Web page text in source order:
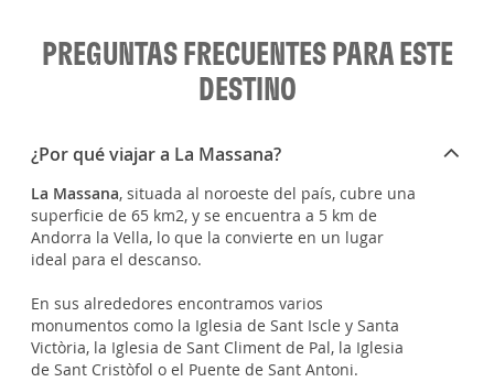
PREGUNTAS FRECUENTES PARA ESTE
DESTINO
¿Por qué viajar a La Massana?
La Massana, situada al noroeste del país, cubre una
superficie de 65 km2, y se encuentra a 5 km de
Andorra la Vella, lo que la convierte en un lugar
ideal para el descanso.
En sus alrededores encontramos varios
monumentos como la Iglesia de Sant Iscle y Santa
Victòria, la Iglesia de Sant Climent de Pal, la Iglesia
de Sant Cristòfol o el Puente de Sant Antoni.